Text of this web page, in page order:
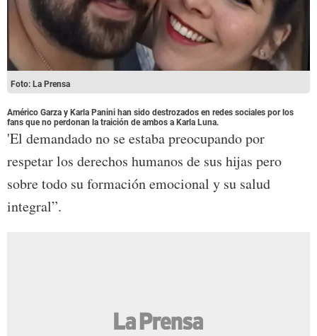
Foto: La Prensa
Américo Garza y Karla Panini han sido destrozados en redes sociales por los
fans que no perdonan la traición de ambos a Karla Luna.
'El demandado no se estaba preocupando por
respetar los derechos humanos de sus hijas pero
sobre todo su formación emocional y su salud
integral”.